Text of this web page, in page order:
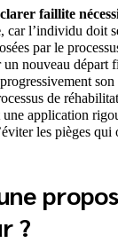
faillite
, car l’individu doit
par le
nouveau départ
de
application
les pièges qui
?